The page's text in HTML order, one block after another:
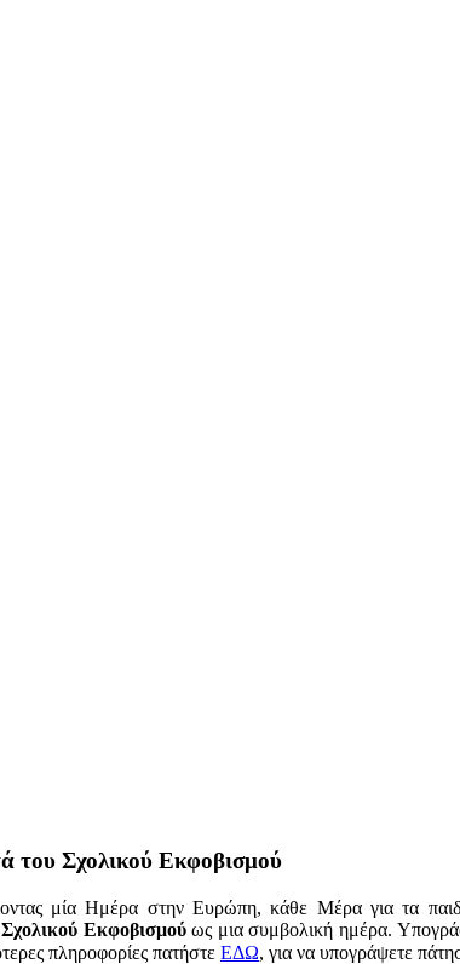
του Σχολικού Εκφοβισμού
μία Ημέρα στην Ευρώπη, κάθε Μέρα για τα
Εκφοβισμούως μια συμβολική ημέρα.
πληροφορίες πατήστε ΕΔΩ, για να υπογράψετε